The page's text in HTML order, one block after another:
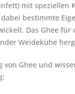
mit speziellen
bestimmte
Das Ghee
Weidekühe
Ghee und